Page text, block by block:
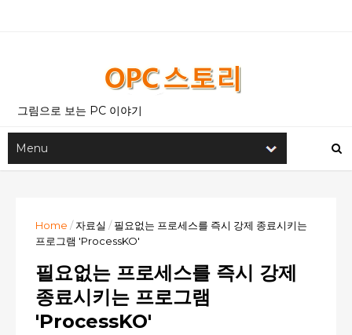
그림으로 보는 PC 이야기
Home /자료실 / 필요없는 프로세스를 즉시 강제 종료시키는
프로그램 'ProcessKO'
필요없는 프로세스를 즉시 강제
종료시키는 프로그램
'ProcessKO'